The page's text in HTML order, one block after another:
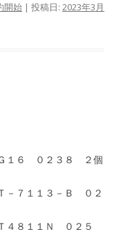
開始 | 投稿日: 2023年3月
Ｇ１６ ０２３８ ２個
－７１１３－Ｂ ０２
４８１１Ｎ ０２５